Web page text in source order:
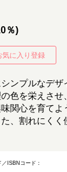
％)
気に入り登録
ンプルなデザ
色を栄えさせ
関心を育てよ
、割れにくく
ISBNコード：